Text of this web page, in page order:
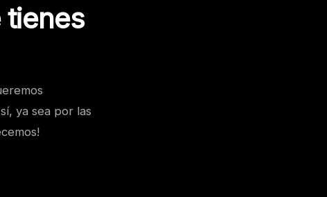
tienes
ya sea por las